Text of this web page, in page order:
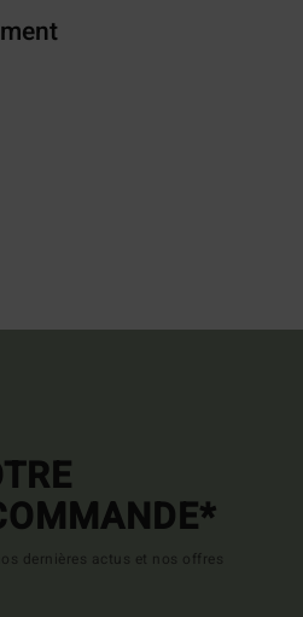
dernières actus et nos offres